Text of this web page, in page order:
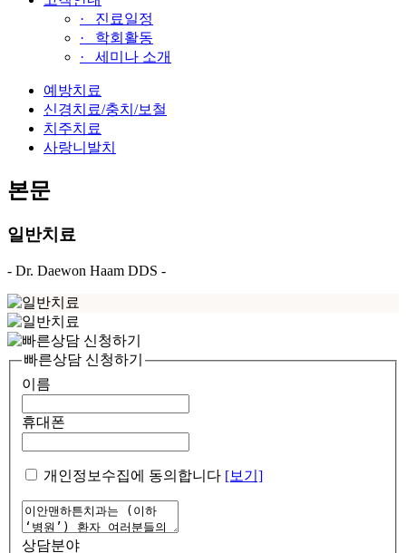
· 진료일정
· 학회활동
· 세미나 소개
예방치료
신경치료/충치/보철
치주치료
사랑니발치
본문
일반치료
- Dr. Daewon Haam DDS -
빠른상담 신청하기
이름
휴대폰
개인정보수집에 동의합니다 [보기]
상담분야